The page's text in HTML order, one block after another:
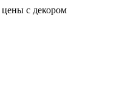
с декором